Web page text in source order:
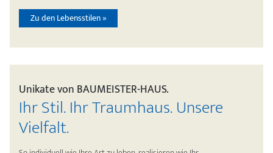
Zu den Lebensstilen »
Unikate von BAUMEISTER-HAUS.
Ihr Stil. Ihr Traumhaus. Unsere
Vielfalt.